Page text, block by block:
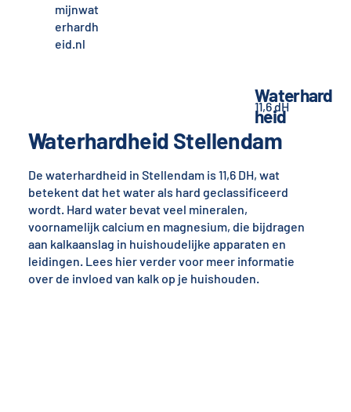
mijnwat
erhardh
eid.nl
Waterhardheid Stellendam
De waterhardheid in Stellendam is 11,6 DH, wat
betekent dat het water als hard geclassificeerd
wordt. Hard water bevat veel mineralen,
voornamelijk calcium en magnesium, die bijdragen
aan kalkaanslag in huishoudelijke apparaten en
leidingen. Lees hier verder voor meer informatie
over de invloed van kalk op je huishouden.
Waterhard
heid
11,6 dH